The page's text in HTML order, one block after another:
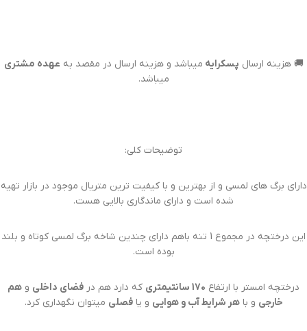
🚚 هزینه ارسال پسکرایه میباشد و هزینه ارسال در مقصد به عهده مشتری
میباشد.
توضیحات کلی:
دارای برگ های لمسی و از بهترین و با کیفیت ترین متریال موجود در بازار تهیه
شده است و دارای ماندگاری بالایی هست.
این درختچه در مجموع 1 تنه باهم دارای چندین شاخه برگ لمسی کوتاه و بلند
بوده است.
درختچه امستر با ارتفاع 170 سانتیمتری که دارد هم در فضای داخلی و هم
خارجی و باهر شرایط آب و هوایی و یافصلی میتوان نگهداری کرد.